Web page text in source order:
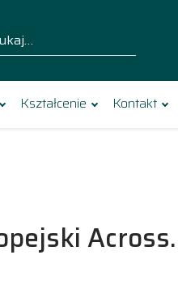
dla:
Kształcenie Kontakt
Across.